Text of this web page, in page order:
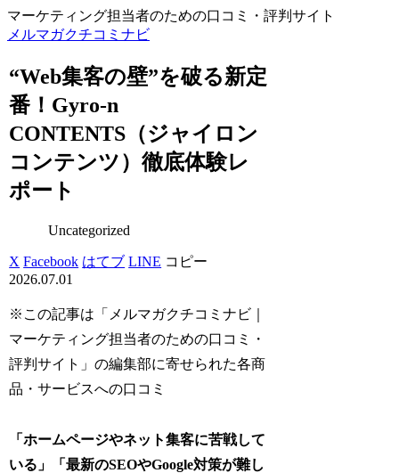
マーケティング担当者のための口コミ・評判サイト
メルマガクチコミナビ
“Web集客の壁”を破る新定
番！Gyro-n
CONTENTS（ジャイロン
コンテンツ）徹底体験レ
ポート
Uncategorized
X Facebook はてブ LINE コピー
2026.07.01
※この記事は「メルマガクチコミナビ｜
マーケティング担当者のための口コミ・
評判サイト」の編集部に寄せられた各商
品・サービスへの口コミ
「ホームページやネット集客に苦戦して
いる」「最新のSEOやGoogle対策が難し